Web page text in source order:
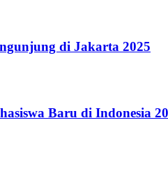
di Jakarta 2025
Baru di Indonesia